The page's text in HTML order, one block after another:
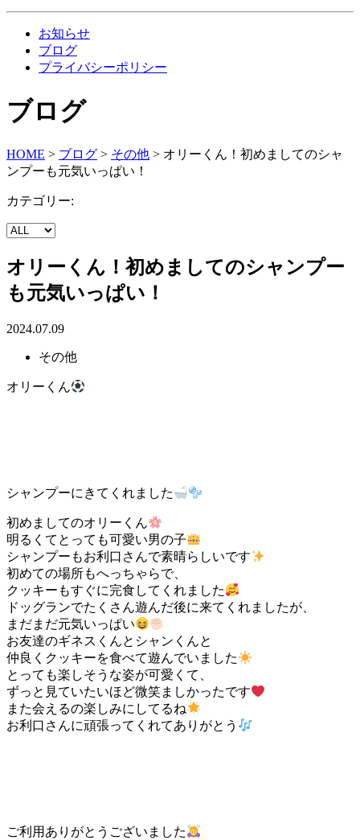
お知らせ
ブログ
プライバシーポリシー
ブログ
HOME > ブログ > その他 > オリーくん！初めましてのシャ
ンプーも元気いっぱい！
カテゴリー:
オリーくん！初めましてのシャンプー
も元気いっぱい！
2024.07.09
その他
オリーくん
シャンプーにきてくれました
初めましてのオリーくん
明るくてとっても可愛い男の子
シャンプーもお利口さんで素晴らしいです
初めての場所もへっちゃらで、
クッキーもすぐに完食してくれました
ドッグランでたくさん遊んだ後に来てくれましたが、
まだまだ元気いっぱい
お友達のギネスくんとシャンくんと
仲良くクッキーを食べて遊んでいました
とっても楽しそうな姿が可愛くて、
ずっと見ていたいほど微笑ましかったです
また会えるの楽しみにしてるね
お利口さんに頑張ってくれてありがとう
ご利用ありがとうございました